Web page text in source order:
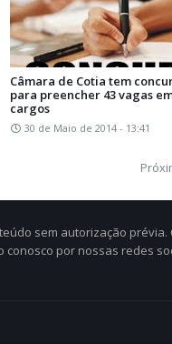
Câmara de Cotia tem
para preencher 43 vagas
cargos
30 de Maio de 2014 - 13:41
sem autorização prévia.
por nossas redes